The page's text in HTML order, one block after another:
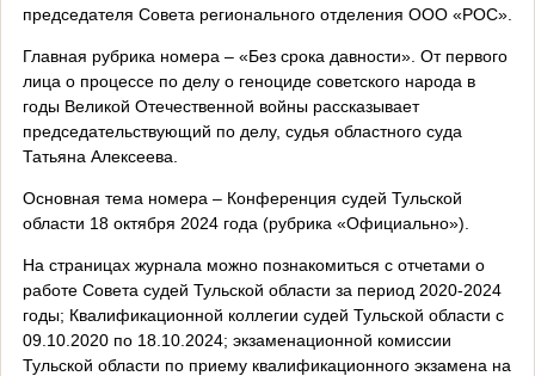
председателя Совета регионального отделения ООО «РОС».
Главная рубрика номера – «Без срока давности». От первого
лица о процессе по делу о геноциде советского народа в
годы Великой Отечественной войны рассказывает
председательствующий по делу, судья областного суда
Татьяна Алексеева.
Основная тема номера – Конференция судей Тульской
области 18 октября 2024 года (рубрика «Официально»).
На страницах журнала можно познакомиться с отчетами о
работе Совета судей Тульской области за период 2020-2024
годы; Квалификационной коллегии судей Тульской области с
09.10.2020 по 18.10.2024; экзаменационной комиссии
Тульской области по приему квалификационного экзамена на